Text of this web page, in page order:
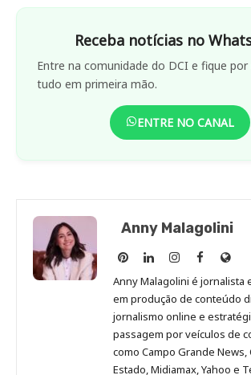
Receba notícias no
Entre na comunidade do DCI e fique
tudo em primeira mão.
ENTRE NO CANAL
Anny Malagolini
Anny
Malagolini
no
Pinterest
Anny
Malagolini
no
LinkedIn
Anny
Malagolini
no
Instagram
Anny
no
Site
de
Anny Malagolini é jornalista
em produção de conteúdo
jornalismo online e
passagem por veículos de
como Campo Grande News,
Estado, Midiamax, Yahoo e